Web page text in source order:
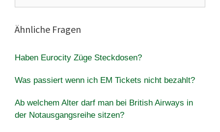
Ähnliche Fragen
Haben Eurocity Züge Steckdosen?
Was passiert wenn ich EM Tickets nicht bezahlt?
Ab welchem ​​Alter darf man bei British Airways in
der Notausgangsreihe sitzen?